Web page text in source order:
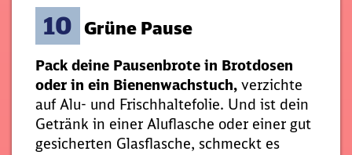
10 Grüne Pause
Pack deine Pausenbrote in Brotdosen
oder in ein Bienenwachstuch, verzichte
auf Alu- und Frischhaltefolie. Und ist dein
Getränk in einer Aluflasche oder einer gut
gesicherten Glasflasche, schmeckt es